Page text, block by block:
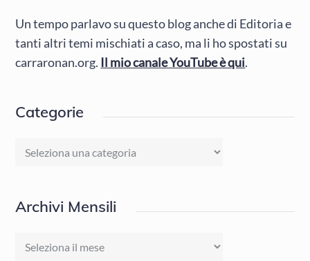
Un tempo parlavo su questo blog anche di Editoria e
tanti altri temi mischiati a caso, ma li ho spostati su
carraronan.org. Il mio canale YouTube è qui.
Categorie
Categorie
Archivi Mensili
Archivi